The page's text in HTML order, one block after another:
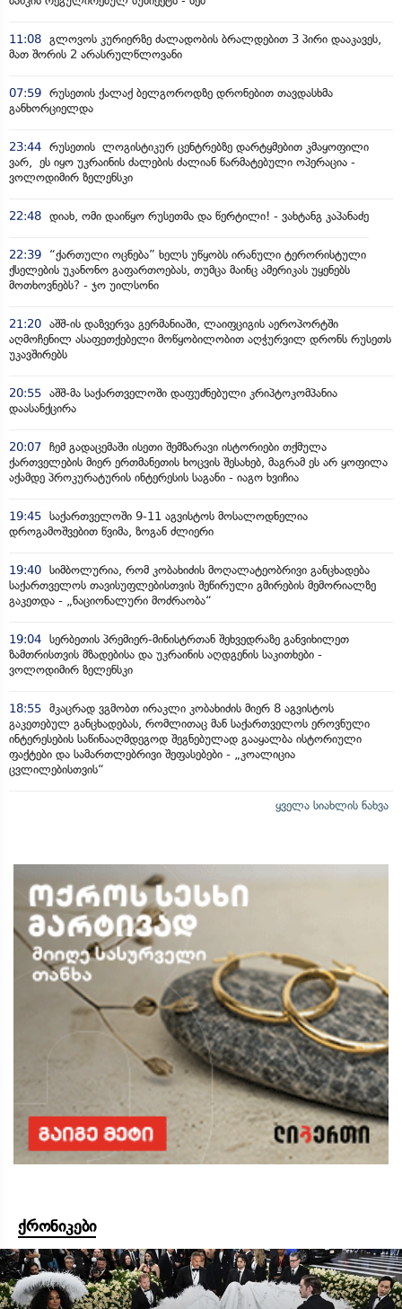
11:08 გლოვოს კურიერზე ძალადობის ბრალდებით 3 პირი დააკავეს,
მათ შორის 2 არასრულწლოვანი
07:59 რუსეთის ქალაქ ბელგოროდზე დრონებით თავდასხმა
განხორციელდა
23:44 რუსეთის ლოგისტიკურ ცენტრებზე დარტყმებით კმაყოფილი
ვარ, ეს იყო უკრაინის ძალების ძალიან წარმატებული ოპერაცია -
ვოლოდიმირ ზელენსკი
22:48 დიახ, ომი დაიწყო რუსეთმა და წერტილი! - ვახტანგ კაპანაძე
22:39
“ქართული ოცნება” ხელს უწყობს ირანული ტერორისტული
ქსელების უკანონო გაფართოებას, თუმცა მაინც ამერიკას უყენებს
მოთხოვნებს? - ჯო უილსონი
21:20 აშშ-ის დაზვერვა გერმანიაში, ლაიფციგის აეროპორტში
აღმოჩენილ ასაფეთქებელი მოწყობილობით აღჭურვილ დრონს რუსეთს
უკავშირებს
20:55 აშშ-მა საქართველოში დაფუძნებული კრიპტოკომპანია
დაასანქცირა
20:07 ჩემ გადაცემაში ისეთი შემზარავი ისტორიები თქმულა
ქართველების მიერ ერთმანეთის ხოცვის შესახებ, მაგრამ ეს არ ყოფილა
აქამდე პროკურატურის ინტერესის საგანი - იაგო ხვიჩია
19:45 საქართველოში 9-11 აგვისტოს მოსალოდნელია
დროგამოშვებით წვიმა, ზოგან ძლიერი
19:40 სიმბოლურია, რომ კობახიძის მოღალატეობრივი განცხადება
საქართველოს თავისუფლებისთვის შეწირული გმირების მემორიალზე
გაკეთდა - „ნაციონალური მოძრაობა“
19:04 სერბეთის პრემიერ-მინისტრთან შეხვედრაზე განვიხილეთ
ზამთრისთვის მზადებისა და უკრაინის აღდგენის საკითხები -
ვოლოდიმირ ზელენსკი
18:55 მკაცრად ვგმობთ ირაკლი კობახიძის მიერ 8 აგვისტოს
გაკეთებულ განცხადებას, რომლითაც მან საქართველოს ეროვნული
ინტერესების საწინააღმდეგოდ შეგნებულად გააყალბა ისტორიული
ფაქტები და სამართლებრივი შეფასებები - „კოალიცია
ცვლილებისთვის“
ყველა სიახლის ნახვა
ქრონიკები